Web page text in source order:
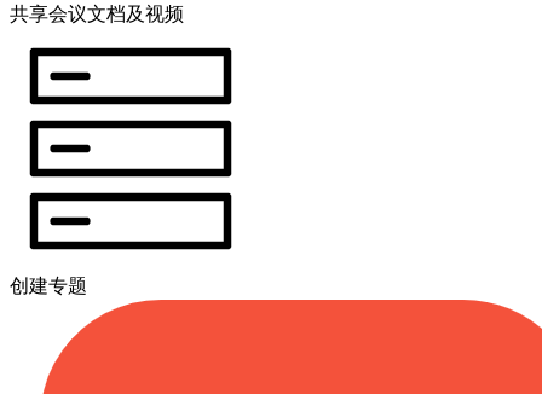
共享会议文档及视频
创建专题